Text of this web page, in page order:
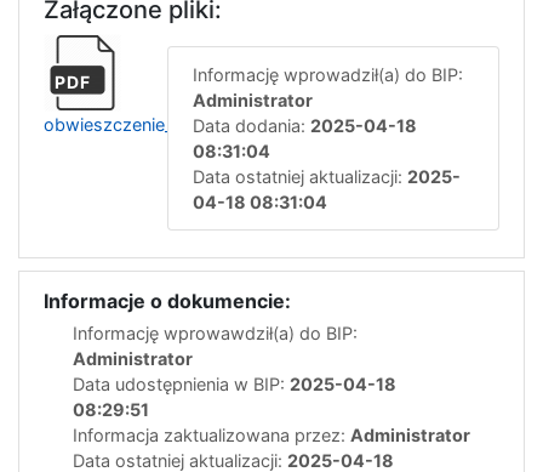
Załączone pliki:
PDF
obwieszczenie_gozdowo_ug
Informację wprowadził(a) do BIP:
Administrator
Data dodania: 2025-04-18
08:31:04
Data ostatniej aktualizacji: 2025-
04-18 08:31:04
Informacje o dokumencie:
Informację wprowawdził(a) do BIP:
Administrator
Data udostępnienia w BIP: 2025-04-18
08:29:51
Informacja zaktualizowana przez: Administrator
Data ostatniej aktualizacji: 2025-04-18